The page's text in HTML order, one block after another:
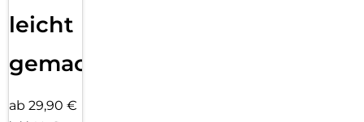
leicht
gemacht!
ab 29,90 €